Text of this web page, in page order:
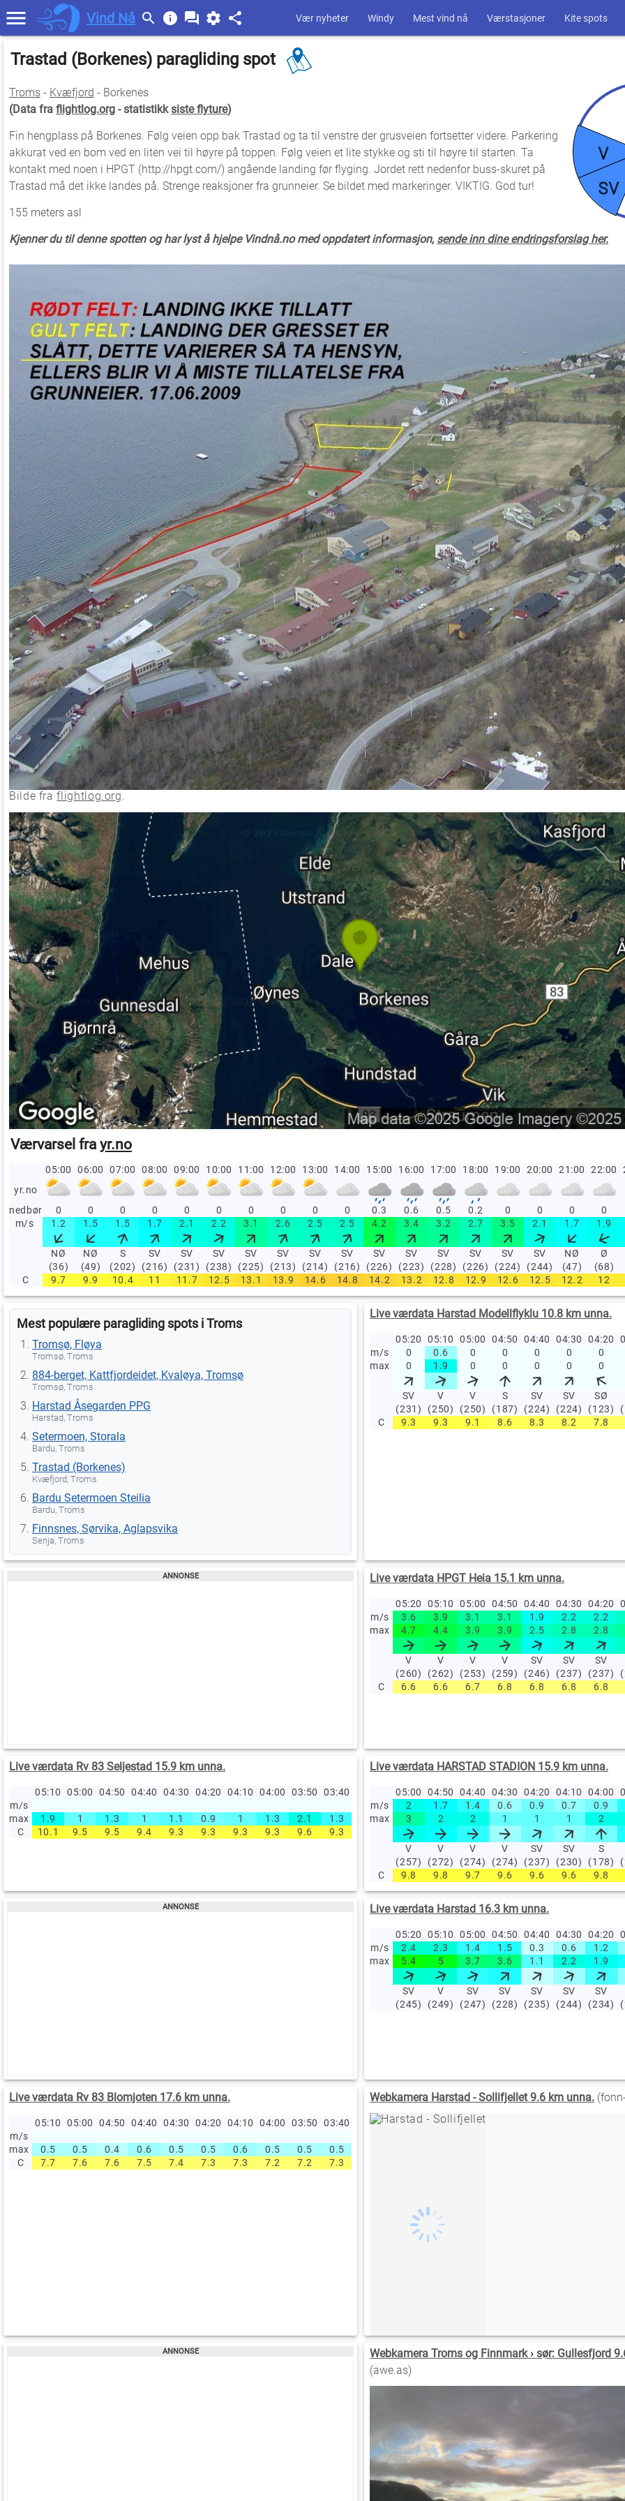
Vind Nå Vær nyheter Windy Mest vind nå Værstasjoner Kite spots
Trastad (Borkenes) paragliding spot
SV
V
Troms - Kvæfjord - Borkenes
(Data fra flightlog.org - statistikk siste flyture)
Fin hengplass på Borkenes. Følg veien opp bak Trastad og ta til venstre der grusveien fortsetter videre. Parkering
akkurat ved en bom ved en liten vei til høyre på toppen. Følg veien et lite stykke og sti til høyre til starten. Ta
kontakt med noen i HPGT (http://hpgt.com/) angående landing før flyging. Jordet rett nedenfor buss-skuret på
Trastad må det ikke landes på. Strenge reaksjoner fra grunneier. Se bildet med markeringer. VIKTIG. God tur!
155 meters asl
Kjenner du til denne spotten og har lyst å hjelpe Vindnå.no med oppdatert informasjon, sende inn dine endringsforslag her.
Bilde fraflightlog.org.
Værvarsel fra yr.no
05:00 06:00 07:00 08:00 09:00 10:00 11:00 12:00 13:00 14:00 15:00 16:00 17:00 18:00 19:00 20:00 21:00 22:00
yr.no
nedbør
0 0 0 0 0 0 0 0 0 0 0.3 0.6 0.5 0.2 0 0 0 0
m/s
1.2 1.5 1.5 1.7 2.1 2.2 3.1 2.6 2.5 2.5 4.2 3.4 3.2 2.7 3.5 2.1 1.7 1.9
NØ
(36)
NØ
(49)
S
(202)
SV
(216)
SV
(231)
SV
(238)
SV
(225)
SV
(213)
SV
(214)
SV
(216)
SV
(226)
SV
(223)
SV
(228)
SV
(226)
SV
(224)
SV
(244)
NØ
(47)
Ø
(68)
C
9.7 9.9 10.4 11 11.7 12.5 13.1 13.9 14.6 14.8 14.2 13.2 12.8 12.9 12.6 12.5 12.2 12
Mest populære paragliding spots i Troms
Tromsø, Fløya
Tromsø, Troms
884-berget, Kattfjordeidet, Kvaløya, Tromsø
Tromsø, Troms
Harstad Åsegarden PPG
Harstad, Troms
Setermoen, Storala
Bardu, Troms
Trastad (Borkenes)
Kvæfjord, Troms
Bardu Setermoen Steilia
Bardu, Troms
Finnsnes, Sørvika, Aglapsvika
Senja, Troms
Live værdata Harstad Modellflyklu 10.8 km unna.
05:20 05:10 05:00 04:50 04:40 04:30 04:20
m/s
0 0.6 0 0 0 0 0
max
0 1.9 0 0 0 0 0
SV
(231)
V
(250)
V
(250)
S
(187)
SV
(224)
SV
(224)
SØ
(123)
C
9.3 9.3 9.1 8.6 8.3 8.2 7.8
Live værdata HPGT Heia 15.1 km unna.
05:20 05:10 05:00 04:50 04:40 04:30 04:20
m/s
3.6 3.9 3.1 3.1 1.9 2.2 2.2
max
4.7 4.4 3.9 3.9 2.5 2.8 2.8
V
(260)
V
(262)
V
(253)
V
(259)
SV
(246)
SV
(237)
SV
(237)
C
6.6 6.6 6.7 6.8 6.8 6.8 6.8
Live værdata Rv 83 Seljestad 15.9 km unna.
05:10 05:00 04:50 04:40 04:30 04:20 04:10 04:00 03:50 03:40 03:2003:1003:0002:0001:0000:0023:00
m/s
max
1.9 1 1.3 1 1.1 0.9 1 1.3 2.1 1.3 0.9 1.1 0.6 1.1 1.2 1.3 1.5
C
10.1 9.5 9.5 9.4 9.3 9.3 9.3 9.3 9.6 9.3 9.2 9.3 9.1 9 8.8 9.6 10.5
Live værdata HARSTAD STADION 15.9 km unna.
05:00 04:50 04:40 04:30 04:20 04:10 04:00
m/s
2 1.7 1.4 0.6 0.9 0.7 0.9
max
3 2 2 1 1 1 2
V
(257)
V
(272)
V
(274)
V
(274)
SV
(237)
SV
(230)
S
(178)
C
9.8 9.8 9.7 9.6 9.6 9.6 9.8
Live værdata Harstad 16.3 km unna.
05:20 05:10 05:00 04:50 04:40 04:30 04:20
m/s
2.4 2.3 1.4 1.5 0.3 0.6 1.2
max
5.4 5 3.7 3.6 1.1 2.2 1.9
SV
(245)
V
(249)
SV
(247)
SV
(228)
SV
(235)
SV
(244)
SV
(234)
Live værdata Rv 83 Blomjoten 17.6 km unna.
05:10 05:00 04:50 04:40 04:30 04:20 04:10 04:00 03:50 03:40 03:30 03:20 03:1003:0002:00
m/s
max
0.5 0.5 0.4 0.6 0.5 0.5 0.6 0.5 0.5 0.5
C
7.7 7.6 7.6 7.5 7.4 7.3 7.3 7.2 7.2 7.3
Webkamera Harstad - Sollifjellet 9.6 km unna.
Webkamera Troms og Finnmark › sør: Gullesfjord
(awe.as)